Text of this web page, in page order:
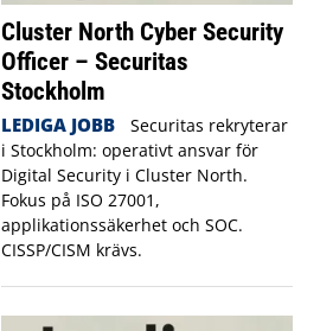
Cluster North Cyber Security
Officer – Securitas
Stockholm
LEDIGA JOBB
Securitas rekryterar
i Stockholm: operativt ansvar för
Digital Security i Cluster North.
Fokus på ISO 27001,
applikationssäkerhet och SOC.
CISSP/CISM krävs.